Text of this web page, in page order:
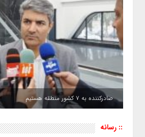
صادرکننده به ۷ کشور منطقه هستیم
:: رسانه